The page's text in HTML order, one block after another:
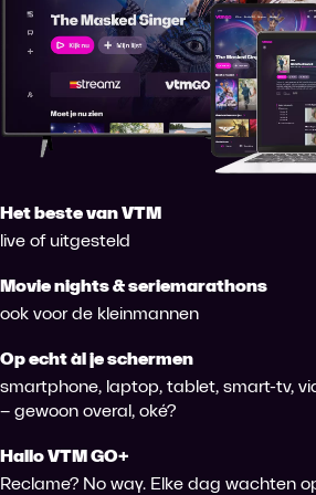
Het beste van VTM
live of uitgesteld
Movie nights & seriemarathons
ook voor de kleinmannen
Op echt àl je schermen
smartphone, laptop, tablet, smart-tv,
– gewoon overal, oké?
Hallo VTM GO+
Reclame? No way. Elke dag wachten